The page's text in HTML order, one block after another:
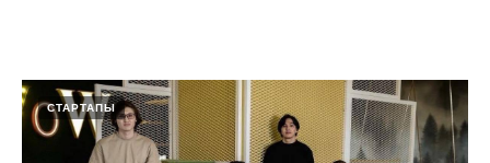
СТАРТАПЫ